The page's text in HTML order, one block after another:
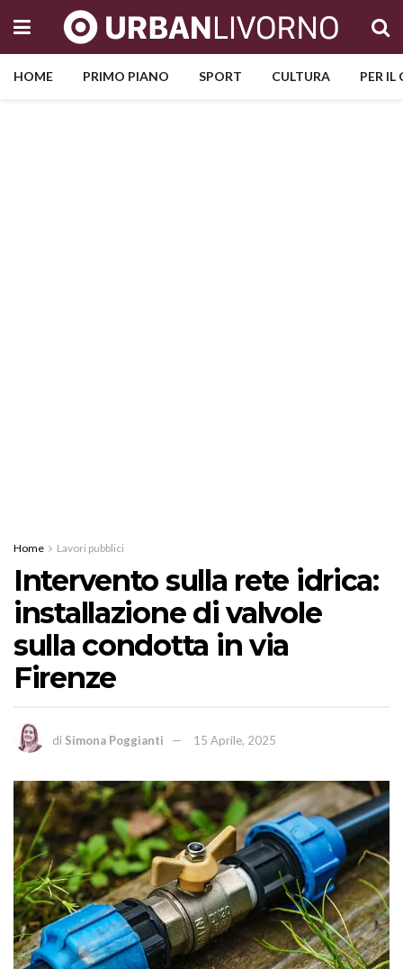
HOME PRIMO PIANO SPORT CULTURA PER
Home Lavori pubblici
Intervento sulla rete idrica:
installazione di valvole
sulla condotta in via
Firenze
di Simona Poggianti 15 Aprile, 2025